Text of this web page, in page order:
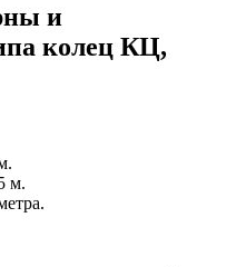
и
колец КЦ,
м.